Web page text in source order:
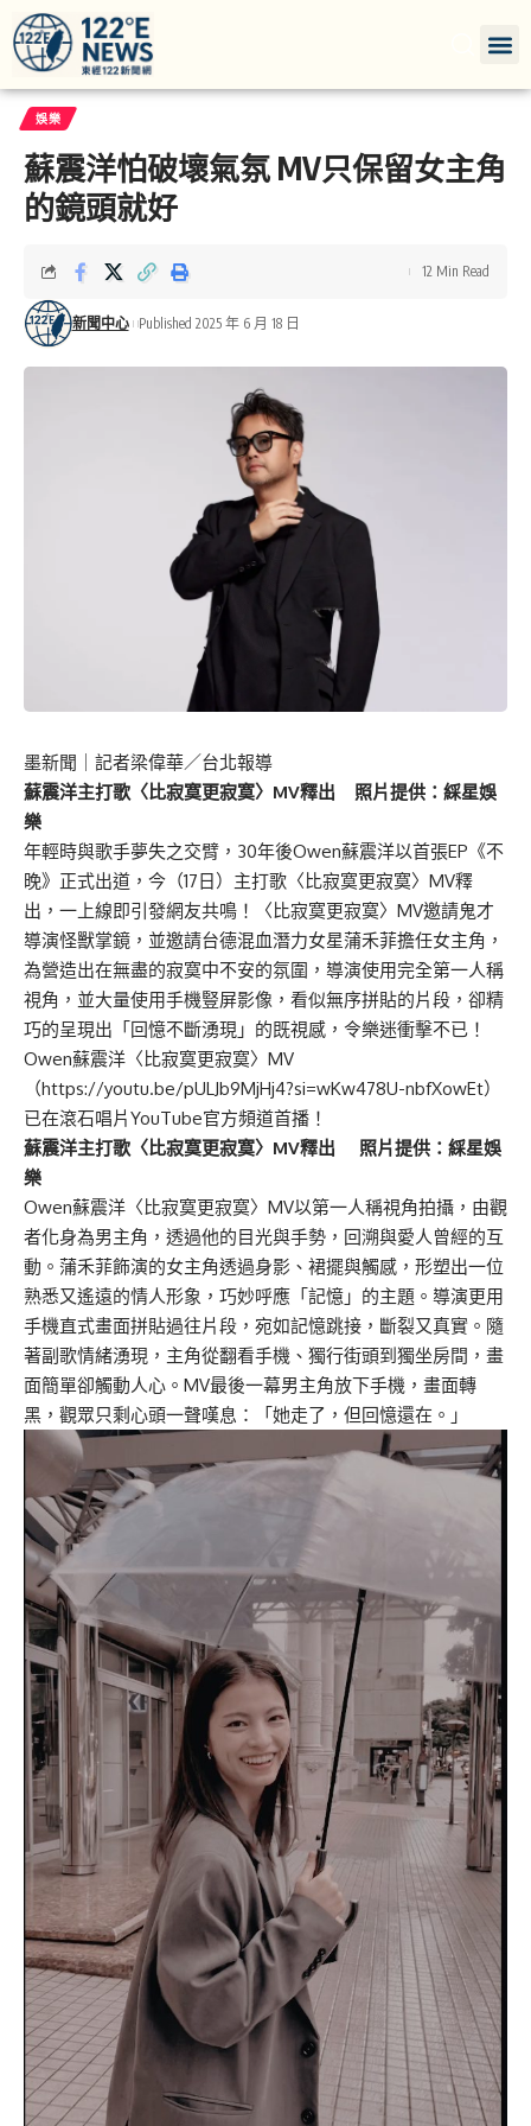
娛樂
蘇震洋怕破壞氣氛 MV只保留女主角
的鏡頭就好
新聞中心 Published 2025 年 6 月 18 日
12 Min Read
墨新聞
｜記者梁偉華／台北報導
蘇震洋主打歌〈比寂寞更寂寞〉MV釋出 照片提供：綵星娛
樂
年輕時與歌手夢失之交臂，30年後Owen蘇震洋以首張EP《不
晚》正式出道，今（17日）主打歌〈比寂寞更寂寞〉MV釋
出，一上線即引發網友共鳴！〈比寂寞更寂寞〉MV邀請鬼才
導演怪獸掌鏡，並邀請台德混血潛力女星蒲禾菲擔任女主角，
為營造出在無盡的寂寞中不安的氛圍，導演使用完全第一人稱
視角，並大量使用手機豎屏影像，看似無序拼貼的片段，卻精
巧的呈現出「回憶不斷湧現」的既視感，令樂迷衝擊不已！
Owen蘇震洋〈比寂寞更寂寞〉MV
（https://youtu.be/pULJb9MjHj4?si=wKw478U-nbfXowEt）
已在滾石唱片YouTube官方頻道首播！
蘇震洋主打歌〈比寂寞更寂寞〉MV釋出 照片提供：綵星娛
樂
Owen蘇震洋〈比寂寞更寂寞〉MV以第一人稱視角拍攝，由觀
者化身為男主角，透過他的目光與手勢，回溯與愛人曾經的互
動。蒲禾菲飾演的女主角透過身影、裙擺與觸感，形塑出一位
熟悉又遙遠的情人形象，巧妙呼應「記憶」的主題。導演更用
手機直式畫面拼貼過往片段，宛如記憶跳接，斷裂又真實。隨
著副歌情緒湧現，主角從翻看手機、獨行街頭到獨坐房間，畫
面簡單卻觸動人心。MV最後一幕男主角放下手機，畫面轉
黑，觀眾只剩心頭一聲嘆息：「她走了，但回憶還在。」